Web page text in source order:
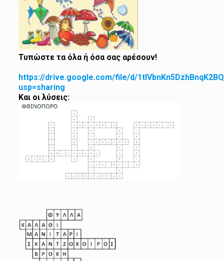
Τυπώστε τα όλα ή όσα σας αρέσουν!
https://drive.google.com/file/d/
usp=sharing
Και οι λύσεις: